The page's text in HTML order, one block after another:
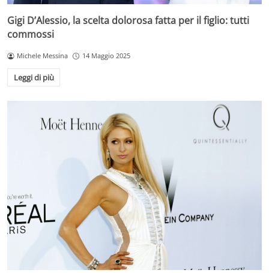
Gigi D’Alessio, la scelta dolorosa fatta per il figlio: tutti
commossi
Michele Messina 14 Maggio 2025
Leggi di più